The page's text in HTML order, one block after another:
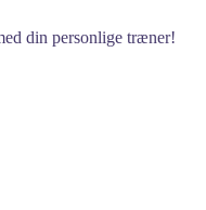
din personlige træner!